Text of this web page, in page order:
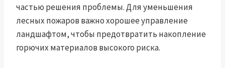
частью решения проблемы. Для уменьшения
лесных пожаров важно хорошее управление
ландшафтом, чтобы предотвратить накопление
горючих материалов высокого риска.